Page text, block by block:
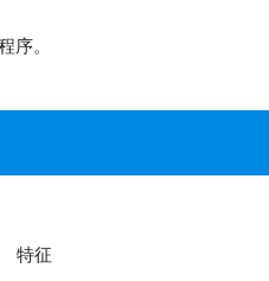
序。
特征